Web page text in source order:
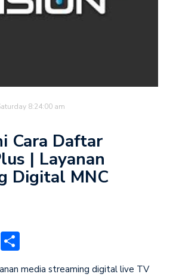
8:24:00 am
Cara Daftar
| Layanan
Digital MNC
Email
media streaming digital live TV